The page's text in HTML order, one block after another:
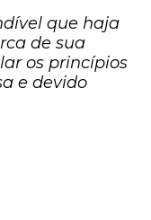
que haja
de sua
os princípios
e devido